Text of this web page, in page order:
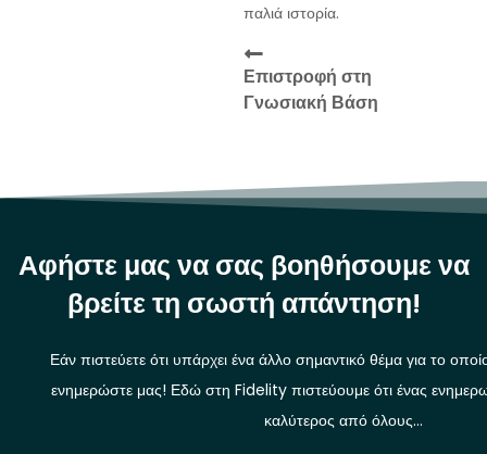
παλιά ιστορία.
Επιστροφή στη
Γνωσιακή Βάση
Αφήστε μας να σας βοηθήσουμε να
βρείτε τη σωστή απάντηση!
Εάν πιστεύετε ότι υπάρχει ένα άλλο σημαντικό θέμα για το
ενημερώστε μας! Εδώ στη Fidelity πιστεύουμε ότι ένας
καλύτερος από όλους…